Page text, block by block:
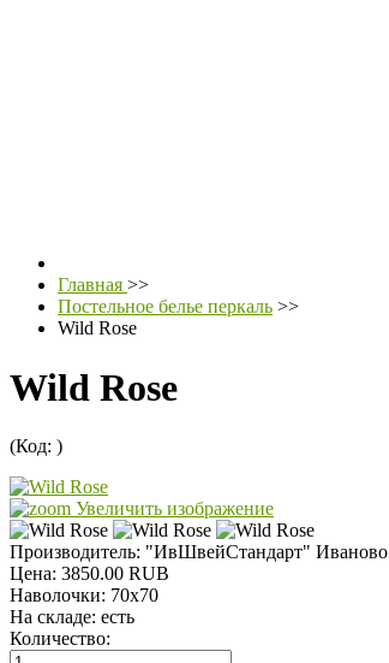
Главная >>
Постельное белье перкаль >>
Wild Rose
Wild Rose
(Код: )
Увеличить изображение
Производитель: "ИвШвейСтандарт" Иваново
Цена: 3850.00 RUB
Наволочки: 70х70
На складе: есть
Количество: